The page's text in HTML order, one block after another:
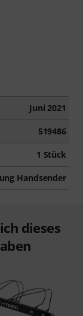
Juni 2021
519486
1 Stück
Handsender
dieses